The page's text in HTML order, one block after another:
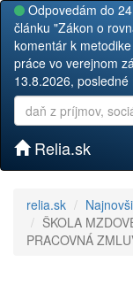
Odpovedám do
článku "Zákon o
komentár k
práce vo verejnom
13.8.2026, posledné
Relia.sk
relia.sk
ŠKOLA
PRACOVNÁ